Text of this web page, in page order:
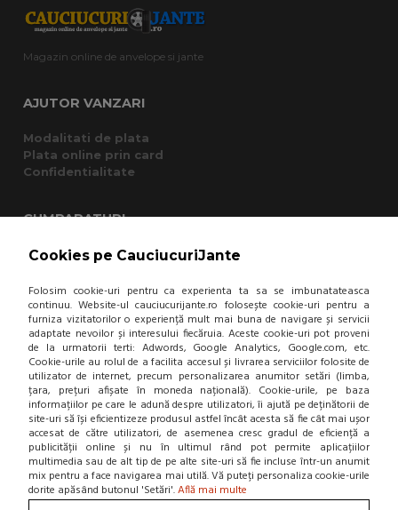
Cookies pe CauciucuriJante
Folosim cookie-uri pentru ca experienta ta sa se imbunatateasca
continuu. Website-ul cauciucurijante.ro folosește cookie-uri pentru a
furniza vizitatorilor o experiență mult mai buna de navigare și servicii
adaptate nevoilor și interesului fiecăruia. Aceste cookie-uri pot proveni
de la urmatorii terti: Adwords, Google Analytics, Google.com, etc.
Cookie-urile au rolul de a facilita accesul și livrarea serviciilor folosite de
utilizator de internet, precum personalizarea anumitor setări (limba,
țara, prețuri afișate în moneda națională). Cookie-urile, pe baza
informațiilor pe care le adună despre utilizatori, îi ajută pe deținătorii de
site-uri să își eficientizeze produsul astfel încât acesta să fie cât mai ușor
accesat de către utilizatori, de asemenea cresc gradul de eficiență a
publicității online și nu în ultimul rând pot permite aplicațiilor
multimedia sau de alt tip de pe alte site-uri să fie incluse într-un anumit
mix pentru a face navigarea mai utilă. Vă puteți personaliza cookie-urile
dorite apăsând butonul 'Setări'.Află mai multe
Magazin online de anvelope si jante
AJUTOR VANZARI
Modalitati de plata
Plata online prin card
Confidentialitate
CUMPARATURI
Termeni si conditii
Garantie si returnare
Mod de livrare
Protectia consumatorului - A.N.P.C.
Panou de control GDPR
DESPRE NOI
Contact
Home
Locatie punct de lucru
Departamente
NOU! BLOG